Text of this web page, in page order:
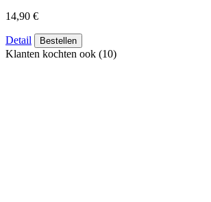
14,90 €
Detail Bestellen
Klanten kochten ook (10)